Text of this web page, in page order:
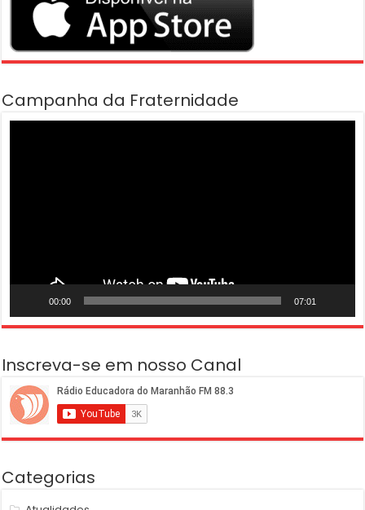
Campanha da Fraternidade
00:00 07:01
Inscreva-se em nosso Canal
Categorias